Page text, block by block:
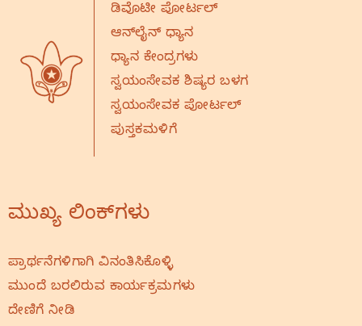
ಡಿವೊಟೀ ಪೋರ್ಟಲ್
ಆನ್‌ಲೈನ್‌ ಧ್ಯಾನ
ಧ್ಯಾನ ಕೇಂದ್ರಗಳು
ಸ್ವಯಂಸೇವಕ ಶಿಷ್ಯರ ಬಳಗ
ಸ್ವಯಂಸೇವಕ ಪೋರ್ಟಲ್
ಪುಸ್ತಕಮಳಿಗೆ
ಮುಖ್ಯ ಲಿಂಕ್‌ಗಳು
ಪ್ರಾರ್ಥನೆಗಳಿಗಾಗಿ ವಿನಂತಿಸಿಕೊಳ್ಳಿ
ಮುಂದೆ ಬರಲಿರುವ ಕಾರ್ಯಕ್ರಮಗಳು
ದೇಣಿಗೆ ನೀಡಿ